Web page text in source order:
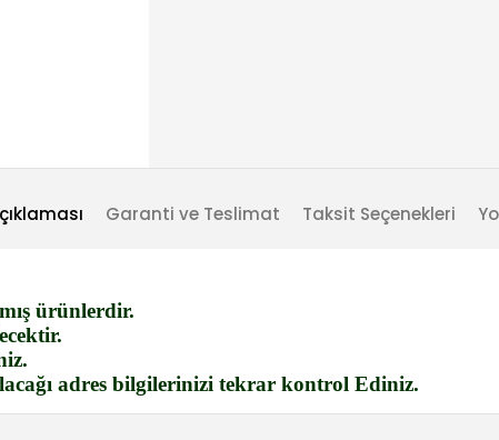
Garanti ve Teslimat Taksit Seçenekleri
ürünlerdir.
adres bilgilerinizi tekrar kontrol Ediniz.